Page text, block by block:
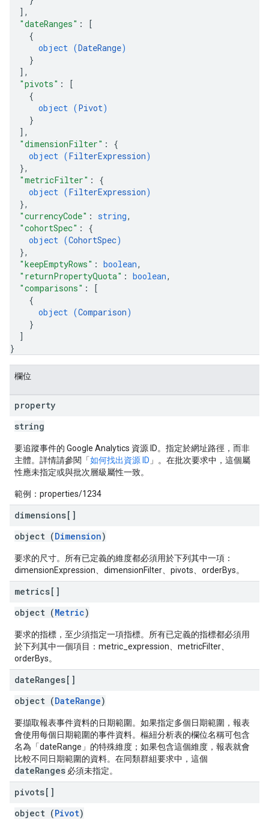
] ,
"dateRanges" :
[
{
object (DateRange)
}
] ,
"pivots" :
[
{
object (Pivot)
}
] ,
"dimensionFilter" : {
object (FilterExpression)
},
"metricFilter" : {
object (FilterExpression)
},
"currencyCode" : string,
"cohortSpec" : {
object (CohortSpec)
},
"keepEmptyRows" : boolean,
"returnPropertyQuota" : boolean,
"comparisons" :
[
{
object (Comparison)
}
]
}
欄位
property
string
要追蹤事件的 Google Analytics 資源 ID。指定於網址路徑，而非
主體。詳情請參閱「如何找出資源 ID 」。在批次要求中，這個屬
性應未指定或與批次層級屬性一致。
範例：properties/1234
dimensions[]
object (Dimension)
要求的尺寸。所有已定義的維度都必須用於下列其中一項：
dimensionExpression、dimensionFilter、pivots、orderBys。
metrics[]
object (Metric)
要求的指標，至少須指定一項指標。所有已定義的指標都必須用
於下列其中一個項目：metric_expression、metricFilter、
orderBys。
dateRanges[]
object (DateRange)
要擷取報表事件資料的日期範圍。如果指定多個日期範圍，報表
會使用每個日期範圍的事件資料。樞紐分析表的欄位名稱可包含
名為「dateRange」的特殊維度；如果包含這個維度，報表就會
比較不同日期範圍的資料。在同類群組要求中，這個
dateRanges 必須未指定。
pivots[]
object (Pivot)